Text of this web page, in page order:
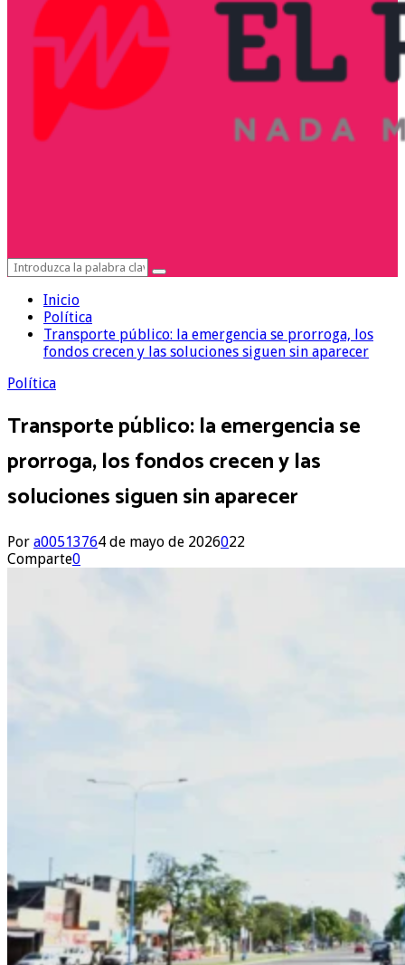
Search
for:
Search
Inicio
Política
Transporte público: la emergencia se prorroga, los
fondos crecen y las soluciones siguen sin aparecer
Política
Transporte público: la emergencia se
prorroga, los fondos crecen y las
soluciones siguen sin aparecer
Por a00513764 de mayo de 2026022
Comparte0